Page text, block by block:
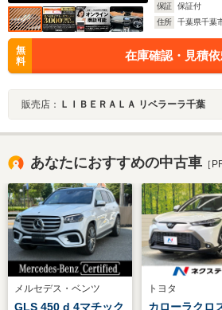
保証
保証付
住所
千葉県千葉
無
料
在庫確認・見積
販売店： ＬＩＢＥＲＡＬＡ リベラーラ千葉
あなたにおすすめの中古車 ［
メルセデス・ベンツ
GLS 450 d 4マチック
トヨタ
カローラクロ